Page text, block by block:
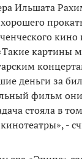
Ильшата
кино
картины
деньги за
фильм они
стояла в
-